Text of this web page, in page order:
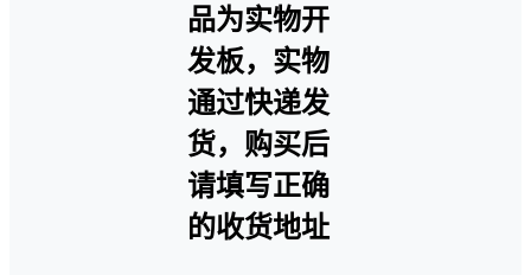
品为实物开
发板，实物
通过快递发
货，购买后
请填写正确
的收货地址